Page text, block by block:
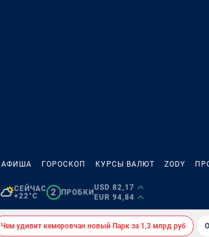
АФИША ГОРОСКОП КУРСЫ ВАЛЮТ ZODY
СЕЙЧАС
+22°C
2 ПРОБКИ
USD 82,17
EUR 94,84
Чем удивит кемеровчан новый Парк за 1,3 млрд руб